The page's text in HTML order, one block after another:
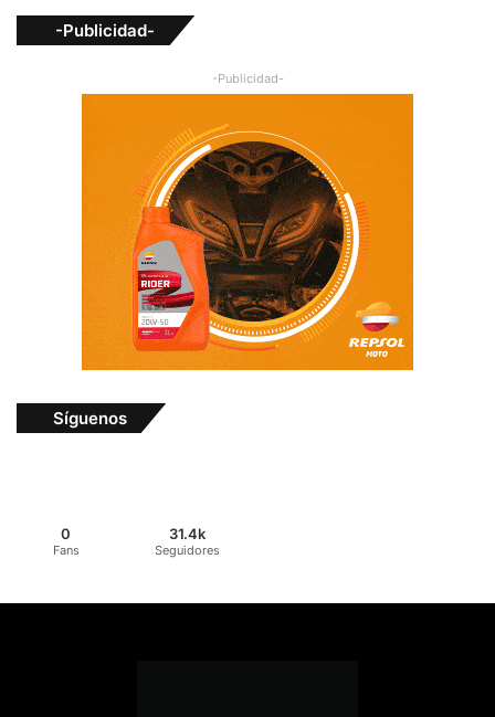
-Publicidad-
-Publicidad-
Síguenos
0
Fans
31.4k
Seguidores